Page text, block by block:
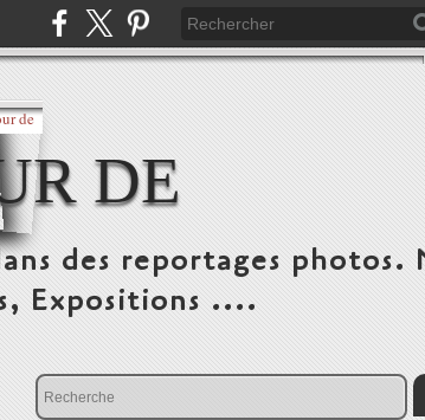
DE
des reportages photos.
Expositions ....